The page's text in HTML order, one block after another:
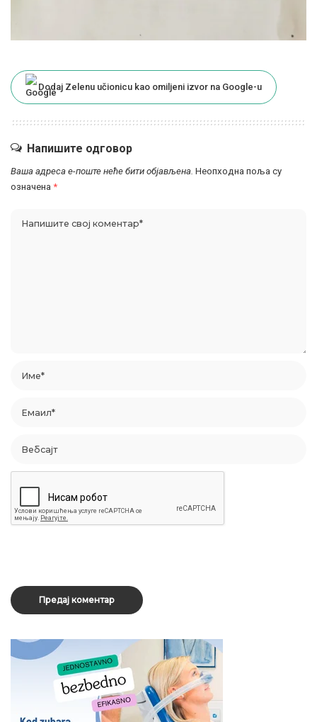
Dodaj Zelenu učionicu kao omiljeni izvor na Google-u
Напишите одговор
Ваша адреса е-поште неће бити објављена. Неопходна поља су
означена *